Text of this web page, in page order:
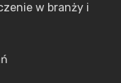
w branży i